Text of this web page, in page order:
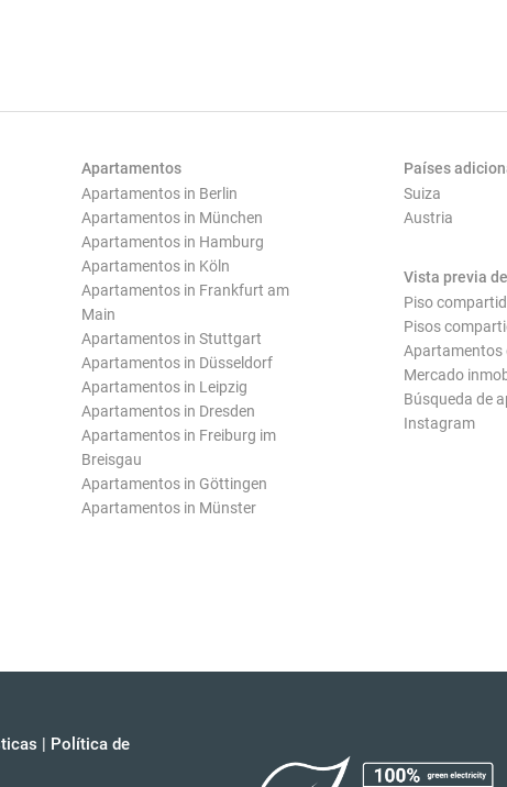
Apartamentos
Apartamentos in Berlin
Apartamentos in München
Apartamentos in Hamburg
Apartamentos in Köln
Apartamentos in Frankfurt am
Main
Apartamentos in Stuttgart
Apartamentos in Düsseldorf
Apartamentos in Leipzig
Apartamentos in Dresden
Apartamentos in Freiburg im
Breisgau
Apartamentos in Göttingen
Apartamentos in Münster
Países
Suiza
Austria
Vista previa
Piso
Pisos
Apartamentos
Mercado
Búsqueda de
Instagram
| Política de